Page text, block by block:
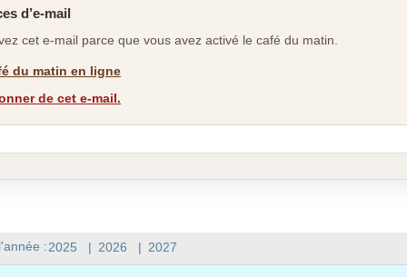
:2025 | 2026 | 2027
d’e-mail
cet e-mail parce que vous avez activé le café du matin.
du matin en ligne
de cet e-mail.